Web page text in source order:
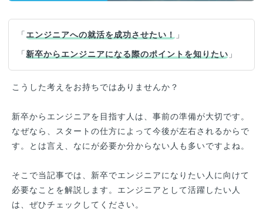
「 エンジニアへの就活を成功させたい！ 」
「 新卒からエンジニアになる際のポイントを知りたい 」
こうした考えをお持ちではありませんか？
新卒からエンジニアを目指す人は、事前の準備が大切です。
なぜなら、スタートの仕方によって今後が左右されるからで
す。とは言え、なにが必要か分からない人も多いですよね。
そこで当記事では、新卒でエンジニアになりたい人に向けて
必要なことを解説します。エンジニアとして活躍したい人
は、ぜひチェックしてください。